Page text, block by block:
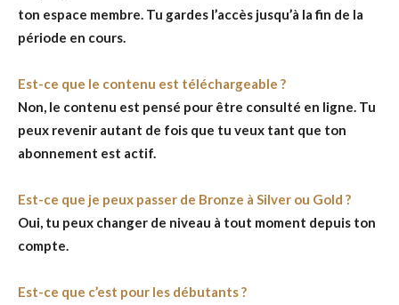
ton espace membre. Tu gardes l’accès jusqu’à la fin de la
période en cours.
Est-ce que le contenu est téléchargeable ?
Non, le contenu est pensé pour être consulté en ligne. Tu
peux revenir autant de fois que tu veux tant que ton
abonnement est actif.
Est-ce que je peux passer de Bronze à Silver ou Gold ?
Oui, tu peux changer de niveau à tout moment depuis ton
compte.
Est-ce que c’est pour les débutants ?